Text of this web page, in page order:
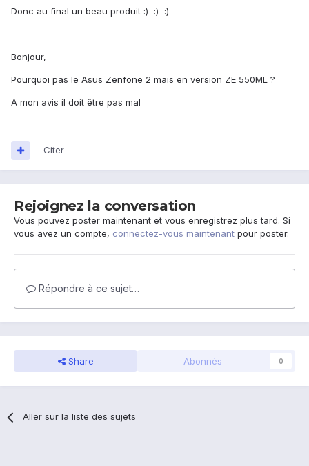
Donc au final un beau produit :) :) :)
Bonjour,
Pourquoi pas le Asus Zenfone 2 mais en version ZE 550ML ?
A mon avis il doit être pas mal
Citer
Rejoignez la conversation
Vous pouvez poster maintenant et vous enregistrez plus tard. Si
vous avez un compte, connectez-vous maintenant pour poster.
Répondre à ce sujet…
Share Abonnés 0
Aller sur la liste des sujets